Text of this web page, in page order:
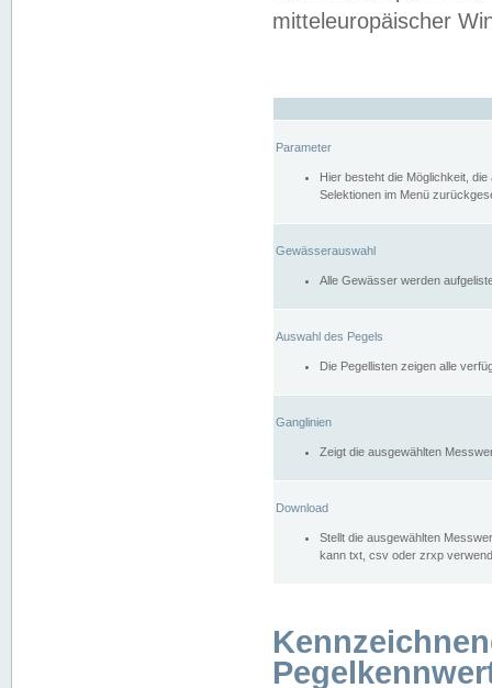
mitteleuropäischer
Parameter
Hier besteht die Möglichkeit,
Selektionen im Menü
Gewässerauswahl
Alle Gewässer werden
Auswahl des Pegels
Die Pegellisten zeigen alle
Ganglinien
Zeigt die ausgewählten
Download
Stellt die ausgewählten
kann txt, csv oder zrxp